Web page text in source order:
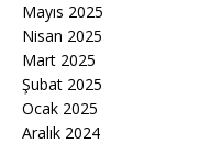
Mayıs 2025
Nisan 2025
Mart 2025
Şubat 2025
Ocak 2025
Aralık 2024